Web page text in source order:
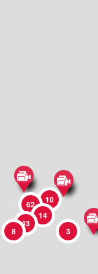
3
8
43
10
14
62